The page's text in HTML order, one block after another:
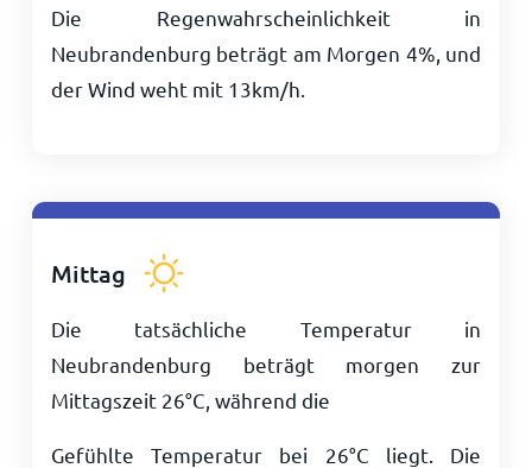
Die Regenwahrscheinlichkeit in
Neubrandenburg beträgt am Morgen 4%, und
der Wind weht mit 13km/h
Mittag
Die tatsächliche Temperatur in
Neubrandenburg beträgt morgen zur
Mittagszeit 26°C , während die
Gefühlte Temperatur bei 26°C liegt. Die